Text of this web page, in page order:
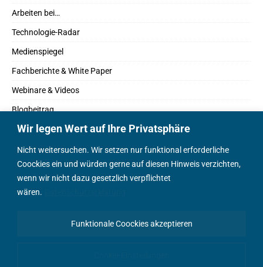
Wir legen Wert auf Ihre Privatsphäre
Nicht weitersuchen. Wir setzen nur funktional erforderliche
Coockies ein und würden gerne auf diesen Hinweis verzichten,
wenn wir nicht dazu gesetzlich verpflichtet
wären.
Funktionale Coockies akzeptieren
Arbeiten bei…
Technologie-Radar
Medienspiegel
Fachberichte & White Paper
Webinare & Videos
Blogbeitrag
Fachbücher
Marktreport
Podcasts
Positionspapier
English Content